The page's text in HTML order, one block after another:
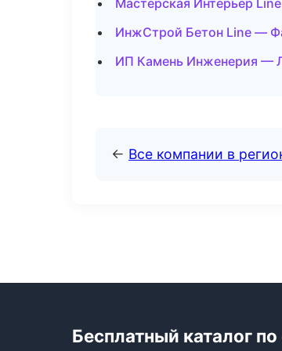
Мастерская Интерьер
ИнжСтрой Бетон Line —
ИП Камень Инженерия —
← Все компании в
Бесплатный каталог